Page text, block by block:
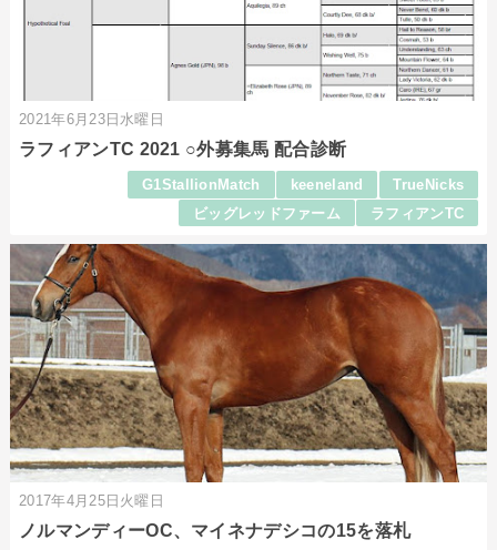
2021年6月23日水曜日
ラフィアンTC 2021 ○外募集馬 配合診断
G1StallionMatch keeneland
TrueNicks
ビッグレッドファーム
ラフィアンTC
2017年4月25日火曜日
ノルマンディーOC、マイネナデシコの15を落札